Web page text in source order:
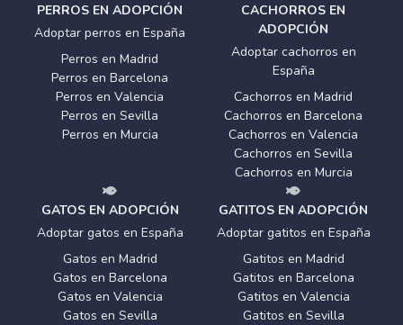
PERROS EN ADOPCIÓN
Adoptar perros en España
Perros en Madrid
Perros en Barcelona
Perros en Valencia
Perros en Sevilla
Perros en Murcia
CACHORROS EN
ADOPCIÓN
Adoptar cachorros en
España
Cachorros en Madrid
Cachorros en Barcelona
Cachorros en Valencia
Cachorros en Sevilla
Cachorros en Murcia
GATOS EN ADOPCIÓN
Adoptar gatos en España
Gatos en Madrid
Gatos en Barcelona
Gatos en Valencia
Gatos en Sevilla
GATITOS EN ADOPCIÓN
Adoptar gatitos en España
Gatitos en Madrid
Gatitos en Barcelona
Gatitos en Valencia
Gatitos en Sevilla